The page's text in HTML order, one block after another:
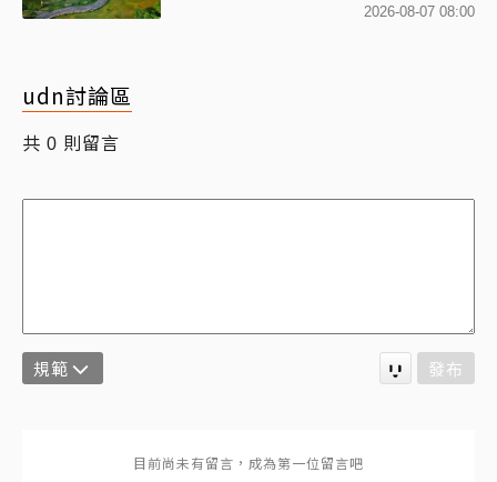
2026-08-07 08:00
udn討論區
共 0 則留言
規範 發布